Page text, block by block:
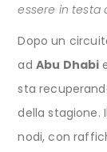
essere in testa
Dopo un
ad Abu Dhabi
sta
della stagione.
nodi, con